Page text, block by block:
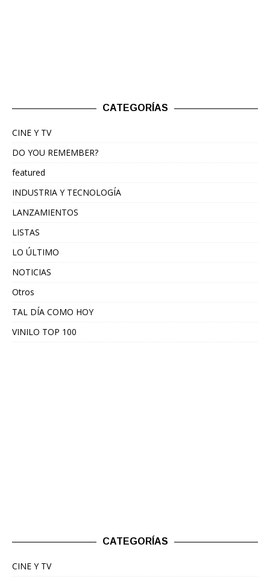
CATEGORÍAS
CINE Y TV
DO YOU REMEMBER?
featured
INDUSTRIA Y TECNOLOGÍA
LANZAMIENTOS
LISTAS
LO ÚLTIMO
NOTICIAS
Otros
TAL DÍA COMO HOY
VINILO TOP 100
CATEGORÍAS
CINE Y TV